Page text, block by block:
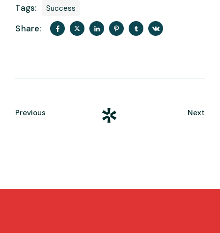
Tags: Success
Share:
Previous Next